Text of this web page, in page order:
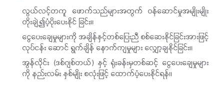
လွယ်လင့်တကူ ဖောက်သည်များအတွက် ဝန်ဆောင်မှုအမျိုးမျိုး
တိုးချဲ့၍ပံ့ပိုးပေးနိုင် ခြင်း။
ငွေပေးချေမှုများကို အချိန်နှင့်တစ်ပြေးညီ စစ်ဆေးနိုင်ခြင်းအားဖြင့်
လုပ်ငန်း ဆောင် ရွက်ချိန် နောက်ကျမှုများ လျှော့ချနိုင်ခြင်း။
အွန်လိုင်း (ဒစ်ဂျစ်တယ်) နှင့် ရုံးခန်းမှတစ်ဆင့် ငွေပေးချေမှုများ
ကို နည်းလမ်း နှစ်မျိုး စလုံးဖြင့် ထောက်ပံ့ပေးနိုင်ရန်။